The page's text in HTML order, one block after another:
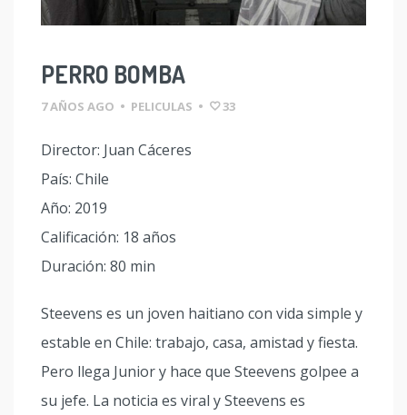
PERRO BOMBA
7 AÑOS AGO • PELICULAS • 33
Director: Juan Cáceres
País: Chile
Año: 2019
Calificación: 18 años
Duración: 80 min
Steevens es un joven haitiano con vida simple y
estable en Chile: trabajo, casa, amistad y fiesta.
Pero llega Junior y hace que Steevens golpee a
su jefe. La noticia es viral y Steevens es